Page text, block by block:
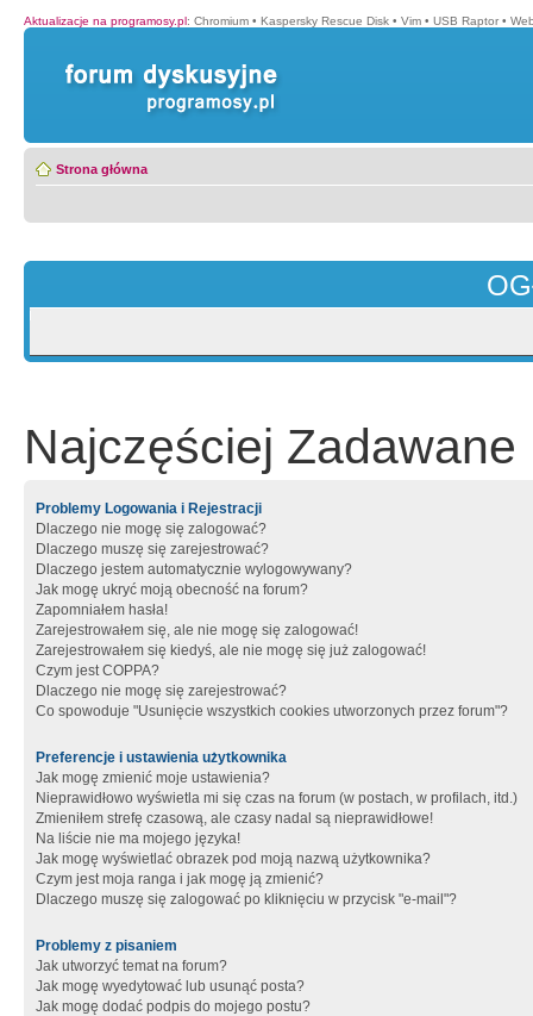
Aktualizacje na programosy.pl: Chromium • Kaspersky Rescue Disk • Vim • USB Raptor •
Strona główna
Najczęściej Zadawane
Problemy Logowania i Rejestracji
Dlaczego nie mogę się zalogować?
Dlaczego muszę się zarejestrować?
Dlaczego jestem automatycznie wylogowywany?
Jak mogę ukryć moją obecność na forum?
Zapomniałem hasła!
Zarejestrowałem się, ale nie mogę się zalogować!
Zarejestrowałem się kiedyś, ale nie mogę się już zalogować!
Czym jest COPPA?
Dlaczego nie mogę się zarejestrować?
Co spowoduje "Usunięcie wszystkich cookies utworzonych przez forum"?
Preferencje i ustawienia użytkownika
Jak mogę zmienić moje ustawienia?
Nieprawidłowo wyświetla mi się czas na forum (w postach, w profilach, itd.)
Zmieniłem strefę czasową, ale czasy nadal są nieprawidłowe!
Na liście nie ma mojego języka!
Jak mogę wyświetlać obrazek pod moją nazwą użytkownika?
Czym jest moja ranga i jak mogę ją zmienić?
Dlaczego muszę się zalogować po kliknięciu w przycisk "e-mail"?
Problemy z pisaniem
Jak utworzyć temat na forum?
Jak mogę wyedytować lub usunąć posta?
Jak mogę dodać podpis do mojego postu?